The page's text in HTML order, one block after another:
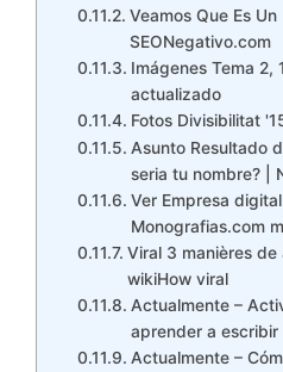
Veamos Que Es
SEONegativo.com
Imágenes Tema 2,
actualizado
Fotos Divisibilitat
Asunto Resultado
seria tu nombre? |
Ver Empresa
Monografias.com
Viral 3 manières
wikiHow viral
Actualmente –
aprender a escribir
Actualmente –